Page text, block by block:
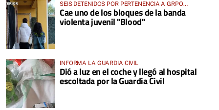
SEIS DETENIDOS POR PERTENENCIA A GRPO
CRIMINAL, LESIONES, AMENAZAS, ROBO CON FUERZA
Y HURTO DE VEHÍCULO
Cae uno de los bloques de la banda
violenta juvenil "Blood"
INFORMA LA GUARDIA CIVIL
Dió a luz en el coche y llegó al hospital
escoltada por la Guardia Civil